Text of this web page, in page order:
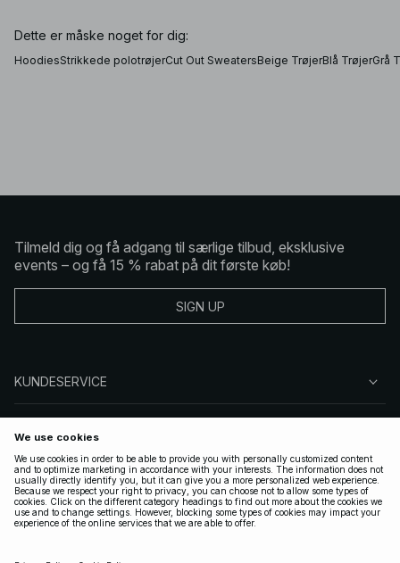
Dette er måske noget for dig:
HoodiesStrikkede polotrøjerCut Out SweatersBeige TrøjerBlå TrøjerGrå
Tilmeld dig og få adgang til særlige tilbud, eksklusive
events – og få 15 % rabat på dit første køb!
SIGN UP
KUNDESERVICE
FØLG OS
GYLDIGE